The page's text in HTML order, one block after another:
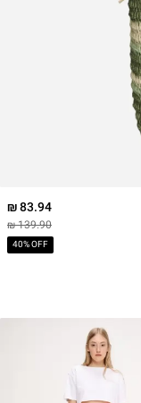
83.94 ₪
139.90 ₪
40% OFF